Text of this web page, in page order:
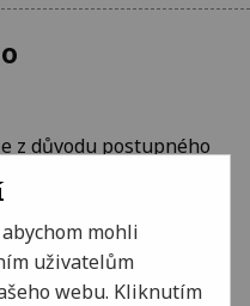
z důvodu postupného
jsme nuceni
pro všechny
1. 09. 2023
mohli
uživatelům
webu. Kliknutím